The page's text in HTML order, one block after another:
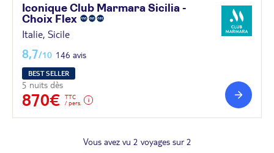
Iconique Club Marmara Sicilia -
Choix Flex
Italie, Sicile
8,7/10 146 avis
BEST SELLER
5 nuits dès
870€
TTC
/ pers.
Vous avez vu 2 voyages sur 2